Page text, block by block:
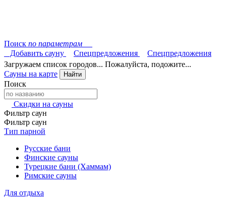
Поиск по параметрам
Добавить сауну
Спецпредложения
Спецпредложения
Загружаем список городов... Пожалуйста, подожите...
Сауны на карте
Найти
Поиск
Скидки на сауны
Фильтр саун
Фильтр саун
Тип парной
Русские бани
Финские сауны
Турецкие бани (Хаммам)
Римские сауны
Для отдыха